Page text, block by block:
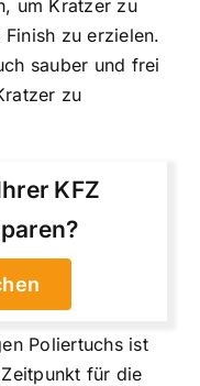
um Kratzer zu
zu erzielen.
sauber und frei
zu
KFZ
Poliertuchs ist
für die